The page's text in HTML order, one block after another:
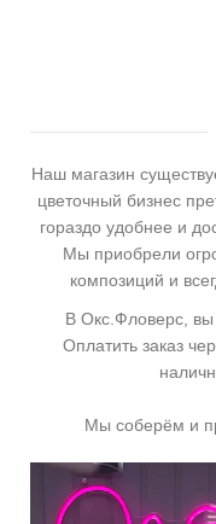
Наш магазин
цветочный бизнес
гораздо удобнее и
Мы приобрели
композиций и
В Окс.Фловерс, вы
Оплатить заказ
Мы соберём и